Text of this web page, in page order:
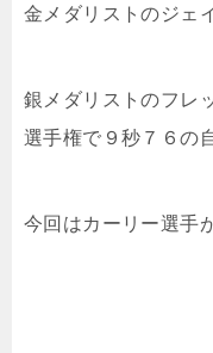
金メダリストのジェ
銀メダリストのフレ
選手権で９秒７６の
今回はカーリー選手